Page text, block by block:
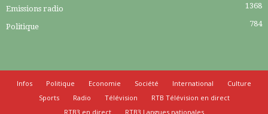
Emissions radio 1368
Politique 784
Infos Politique Economie Société International
Culture
Sports
Radio Télévision
RTB Télévision en direct
RTB3 en direct
RTB3 Langues nationales